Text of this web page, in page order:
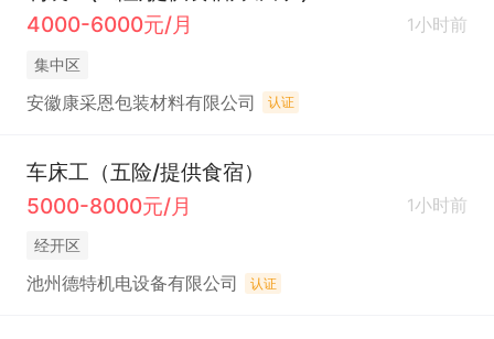
4000-6000元/月
1小时前
集中区
安徽康采恩包装材料有限公司 认证
车床工（五险/提供食宿）
5000-8000元/月
1小时前
经开区
池州德特机电设备有限公司 认证